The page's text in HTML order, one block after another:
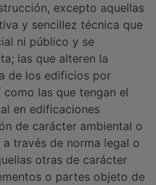
excepto aquellas
y sencillez técnica que
ni público y se
las que alteren la
de los edificios por
las que tengan el
en edificaciones
de carácter ambiental o
través de norma legal o
otras de carácter
o partes objeto de